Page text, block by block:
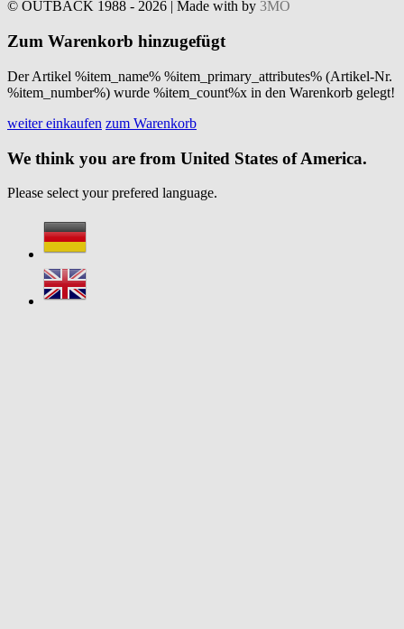
© OUTBACK 1988 - 2026 | Made with by 3MO
Zum Warenkorb hinzugefügt
Der Artikel %item_name% %item_primary_attributes% (Artikel-Nr.
%item_number%) wurde %item_count%x in den Warenkorb gelegt!
weiter einkaufen zum Warenkorb
We think you are from United States of America.
Please select your prefered language.